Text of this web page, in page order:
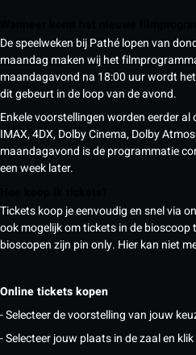
De speelweken bij Pathé lopen van
maandag maken wij het
maandagavond na 18:00 uur wordt
dit gebeurt in de loop van de avond.
Enkele voorstellingen worden eerder
IMAX, 4DX, Dolby Cinema, Dolby
maandagavond is de programmatie
een week later.
Tickets koop je eenvoudig en snel via
ook mogelijk om tickets in de bioscoop
bioscopen zijn pin only. Hier kan niet
Online tickets kopen
- Selecteer de voorstelling van jouw
- Selecteer jouw plaats in de zaal en